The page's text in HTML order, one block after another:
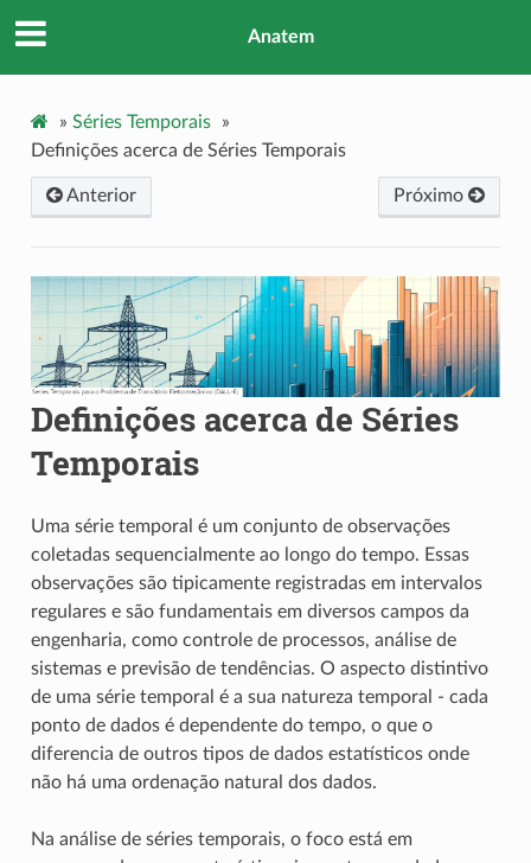
Anatem
» Séries Temporais
»
Definições acerca de Séries Temporais
Próximo
Anterior
Definições acerca de Séries
Temporais
Uma série temporal é um conjunto de observações
coletadas sequencialmente ao longo do tempo. Essas
observações são tipicamente registradas em intervalos
regulares e são fundamentais em diversos campos da
engenharia, como controle de processos, análise de
sistemas e previsão de tendências. O aspecto distintivo
de uma série temporal é a sua natureza temporal - cada
ponto de dados é dependente do tempo, o que o
diferencia de outros tipos de dados estatísticos onde
não há uma ordenação natural dos dados.
Na análise de séries temporais, o foco está em